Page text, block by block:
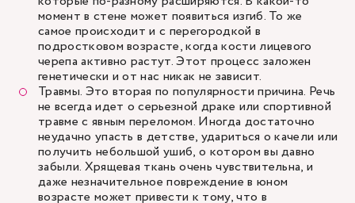
момент в стене может появиться изгиб. То же
самое происходит и с перегородкой в
подростковом возрасте, когда кости лицевого
черепа активно растут. Этот процесс заложен
генетически и от нас никак не зависит.
Травмы. Это вторая по популярности причина. Речь
не всегда идет о серьезной драке или спортивной
травме с явным переломом. Иногда достаточно
неудачно упасть в детстве, удариться о качели или
получить небольшой ушиб, о котором вы давно
забыли. Хрящевая ткань очень чувствительна, и
даже незначительное повреждение в юном
возрасте может привести к тому, что в